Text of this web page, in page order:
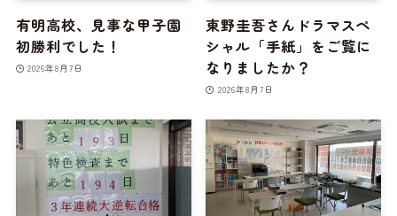
有明高校、見事な甲子園
初勝利でした！
2026年8月7日
東野圭吾さんドラマスペ
シャル「手紙」をご覧に
なりましたか？
2026年8月7日